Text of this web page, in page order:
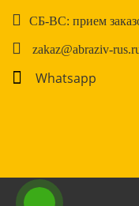
СБ-ВС: прием
zakaz@abraziv-
Whatsapp